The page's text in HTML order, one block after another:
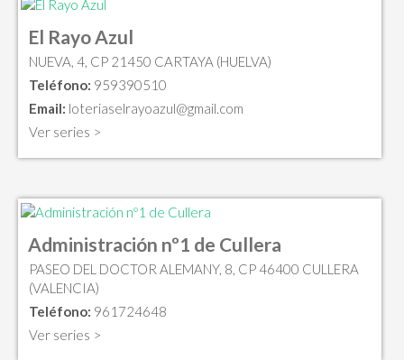
El Rayo Azul
NUEVA, 4, CP 21450 CARTAYA (HUELVA)
Teléfono: 959390510
Email: loteriaselrayoazul@gmail.com
Ver series >
Administración nº1 de Cullera
PASEO DEL DOCTOR ALEMANY, 8, CP 46400 CULLERA
(VALENCIA)
Teléfono: 961724648
Ver series >